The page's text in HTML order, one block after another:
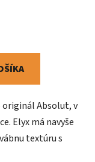
originál Absolut, v
Elyx má navyše
textúru s